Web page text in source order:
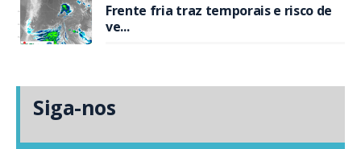
Frente fria traz temporais e risco de
ve...
Siga-nos